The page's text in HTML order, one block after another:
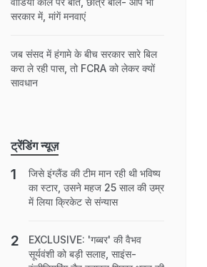
सरकार में, मांगें मनवाएं
जब संसद में हंगामे के बीच सरकार सारे बिल
करा ले रही पास, तो FCRA को लेकर क्यों
सावधान
ट्रेंडिंग न्यूज़
जिसे इंग्लैंड की टीम मान रही थी भविष्य
का स्टार, उसने महज 25 साल की उम्र
में लिया क्रिकेट से संन्यास
EXCLUSIVE: 'गब्बर' की वैभव
सूर्यवंशी को बड़ी सलाह, साइंस-